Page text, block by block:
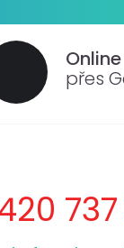
přes